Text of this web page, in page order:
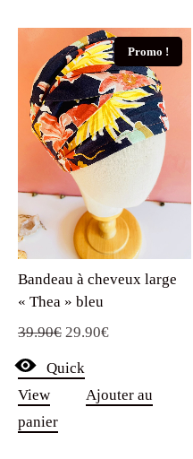
Promo !
Bandeau à cheveux large
« Thea » bleu
39.90€ Le
prix
initial
était :
29.90€Le
est :
Quick
View
Ajouter au
panier